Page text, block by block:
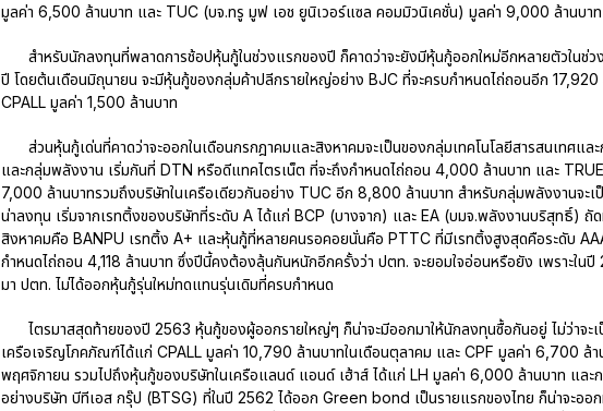
มูลค่า 6,500 ล้านบาท และ TUC (บจ.ทรู มูฟ เอช ยูนิเวอร์แซล คอมมิวนิเคชั่น) มูลค่า 9,000 ล้านบาท
สำหรับนักลงทุนที่พลาดการช้อปหุ้นกู้ในช่วงแรกของปี ก็คาดว่าจะยังมีหุ้นกู้ออกใหม่อีกหลายตัวในช่
ปี โดยต้นเดือนมิถุนายน จะมีหุ้นกู้ของกลุ่มค้าปลีกรายใหญ่อย่าง BJC ที่จะครบกำหนดไถ่ถอนอีก 17,920
CPALL มูลค่า 1,500 ล้านบาท
ส่วนหุ้นกู้เด่นที่คาดว่าจะออกในเดือนกรกฎาคมและสิงหาคมจะเป็นของกลุ่มเทคโนโลยีสารสนเทศและ
และกลุ่มพลังงาน เริ่มกันที่ DTN หรือดีแทคไตรเน็ต ที่จะถึงกำหนดไถ่ถอน 4,000 ล้านบาท และ
7,000 ล้านบาทรวมถึงบริษัทในเครือเดียวกันอย่าง TUC อีก 8,800 ล้านบาท สำหรับกลุ่มพลังงานจะเ
น่าลงทุน เริ่มจากเรทติ้งของบริษัทที่ระดับ A ได้แก่ BCP (บางจาก) และ EA (บมจ.พลังงานบริสุทธิ์) ถัด
สิงหาคมคือ BANPU เรทติ้ง A+ และหุ้นกู้ที่หลายคนรอคอยนั่นคือ PTTC ที่มีเรทติ้งสูงสุดคือระดับ
กำหนดไถ่ถอน 4,118 ล้านบาท ซึ่งปีนี้คงต้องลุ้นกันหนักอีกครั้งว่า ปตท. จะยอมใจอ่อนหรือยัง เพราะในปี
มา ปตท. ไม่ได้ออกหุ้นกู้รุ่นใหม่ทดแทนรุ่นเดิมที่ครบกำหนด
ไตรมาสสุดท้ายของปี 2563 หุ้นกู้ของผู้ออกรายใหญ่ๆ ก็น่าจะมีออกมาให้นักลงทุนซื้อกันอยู่ ไม่ว่าจะ
เครือเจริญโภคภัณฑ์ได้แก่ CPALL มูลค่า 10,790 ล้านบาทในเดือนตุลาคม และ CPF มูลค่า 6,700 ล้า
พฤศจิกายน รวมไปถึงหุ้นกู้ของบริษัทในเครือแลนด์ แอนด์ เฮ้าส์ ได้แก่ LH มูลค่า 6,000 ล้านบาท และ
อย่างบริษัท บีทีเอส กรุ๊ป (BTSG) ที่ในปี 2562 ได้ออก Green bond เป็นรายแรกของไทย ก็น่าจะออก